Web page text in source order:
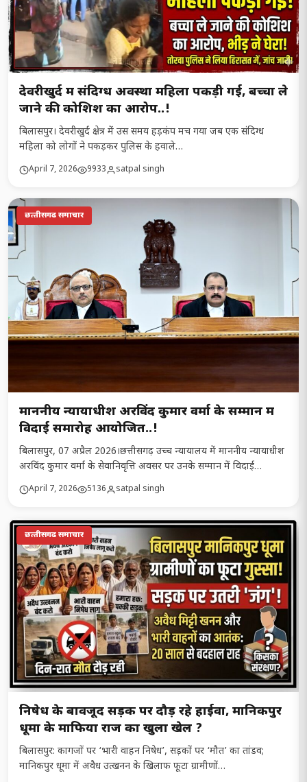
देवरीखुर्द में संदिग्ध अवस्था महिला पकड़ी गई, बच्चा ले
जाने की कोशिश का आरोप..!
बिलासपुर। देवरीखुर्द क्षेत्र में उस समय हड़कंप मच गया जब एक संदिग्ध
महिला को लोगों ने पकड़कर पुलिस के हवाले…
April 7, 2026 9933 satpal singh
छत्‍तीसगढ समाचार
माननीय न्यायाधीश अरविंद कुमार वर्मा के सम्मान में
विदाई समारोह आयोजित..!
बिलासपुर, 07 अप्रैल 2026।छत्तीसगढ़ उच्च न्यायालय में माननीय न्यायाधीश
अरविंद कुमार वर्मा के सेवानिवृत्ति अवसर पर उनके सम्मान में विदाई…
April 7, 2026 5136 satpal singh
छत्‍तीसगढ समाचार
निषेध के बावजूद सड़क पर दौड़ रहे हाईवा, मानिकपुर
धूमा के माफिया राज का खुला खेल ?
बिलासपुर: कागजों पर ‘भारी वाहन निषेध’, सड़कों पर ‘मौत’ का तांडव;
मानिकपुर धूमा में अवैध उत्खनन के खिलाफ फूटा ग्रामीणों…